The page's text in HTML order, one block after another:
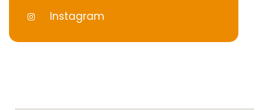
Instagram